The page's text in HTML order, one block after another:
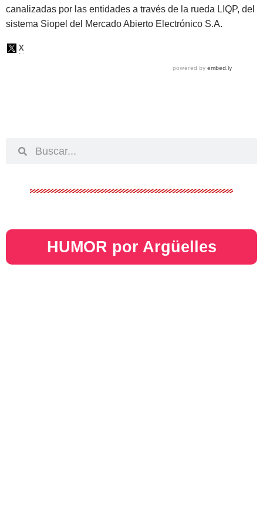
canalizadas por las entidades a través de la rueda LIQP, del
sistema Siopel del Mercado Abierto Electrónico S.A.
HUMOR por Argüelles​